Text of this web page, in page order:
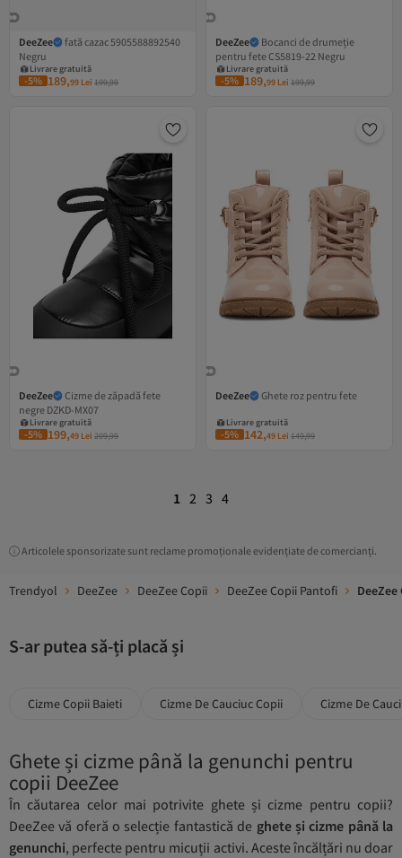
DeeZee
fată cazac 5905588892540
Negru
Livrare gratuită
9 RON cupon
Livrare gratuită
-5% 189,99 Lei 199,99
DeeZee
Bocanci de drumeție
pentru fete CS5819-22 Negru
Livrare gratuită
9 RON cupon
Livrare gratuită
-5% 189,99 Lei 199,99
DeeZee
Cizme de zăpadă fete
negre DZKD-MX07
Livrare gratuită
9 RON cupon
Livrare gratuită
-5% 199,49 Lei 209,99
DeeZee Ghete roz pentru fete
Livrare gratuită
7 RON cupon
Livrare gratuită
-5% 142,49 Lei 149,99
1 2 3 4
Articolele sponsorizate sunt reclame promoționale evidențiate de comercianți.
Trendyol DeeZee DeeZee Copii DeeZee Copii Pantofi
S-ar putea să-ți placă și
Cizme Copii Baieti Cizme De Cauciuc Copii Cizme De
Ghete și cizme până la genunchi pentru
copii DeeZee
În căutarea celor mai potrivite ghete și cizme pentru copii?
DeeZee vă oferă o selecție fantastică de ghete și cizme până la
genunchi, perfecte pentru micuții activi. Aceste încălțări nu doar